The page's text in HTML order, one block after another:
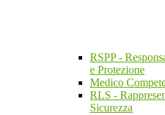
RSPP -
e Protezione
Medico
RLS -
Sicurezza